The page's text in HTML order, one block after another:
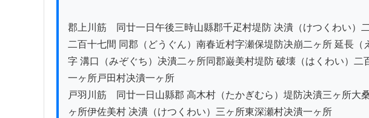
郡上川筋　同廿一日午後三時山縣郡千疋村堤防 决潰（けつくわい）
二百十七間 同郡（どうぐん）南春近村字瀬保堤防决崩二ヶ所 延長（
字 溝口（みぞぐち）决潰二ヶ所同郡巌美村堤防 破壊（はくわい）二
一ヶ所戸田村决潰一ヶ所
戸羽川筋　同廿一日山縣郡 高木村（たかぎむら）堤防决潰三ヶ所大
ヶ所伊佐美村 决潰（けつくわい）三ヶ所東深瀬村决潰一ヶ所